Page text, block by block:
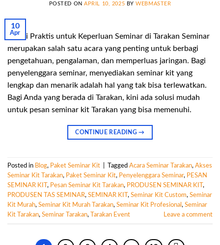
POSTED ONAPRIL 10, 2025 BYWEBMASTER
10
Apr
Solusi Praktis untuk Keperluan Seminar di Tarakan Seminar
merupakan salah satu acara yang penting untuk berbagi
pengetahuan, pengalaman, dan memperluas jaringan. Bagi
penyelenggara seminar, menyediakan seminar kit yang
lengkap dan menarik adalah hal yang tak bisa terlewatkan.
Bagi Anda yang berada di Tarakan, kini ada solusi mudah
untuk pesan seminar kit Tarakan yang bisa memenuhi.
CONTINUE READING→
Posted in Blog, Paket Seminar Kit Tagged Acara Seminar Tarakan, Akses
Seminar Kit Tarakan, Paket Seminar Kit, Penyelenggara Seminar, PESAN
SEMINAR KIT , Pesan Seminar Kit Tarakan, PRODUSEN SEMINAR KIT ,
PRODUSEN TAS SEMINAR, SEMINAR KIT , Seminar Kit Custom, Seminar
Kit Murah, Seminar Kit Murah Tarakan, Seminar Kit Profesional , Seminar
Kit Tarakan, Seminar Tarakan, Tarakan Event Leave a comment